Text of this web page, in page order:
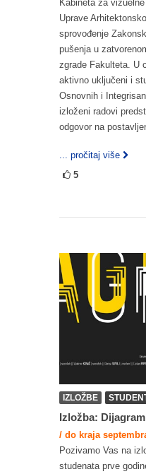
Kabineta za
Uprave
sprovođenje
pušenja u
zgrade Fakulteta. U
aktivno uključeni i
Osnovnih i
izloženi radovi
odgovor na
... pročitaj više
5
IZLOŽBE
Izložba:
/ do kraja
Pozivamo Vas na
studenata prve